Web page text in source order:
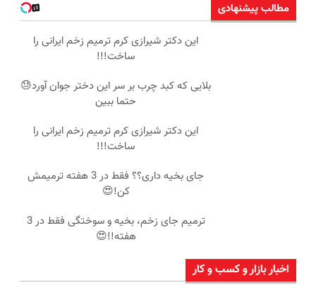
مطالب پیشنهادی
این دکتر شیرازی کرم ترمیم زخم ایرانی را
ساخت!!!
بلایی که کبد چرب بر سر این دختر جوان آورد😓
حتما ببین
این دکتر شیرازی کرم ترمیم زخم ایرانی را
ساخت!!!
جای بخیه داری؟؟ فقط در 3 هفته ترمیمش
کن!😍
ترمیم جای زخم، بخیه و سوختگی فقط در 3
هفته!!😍
اخبار بازار و کسب و کار